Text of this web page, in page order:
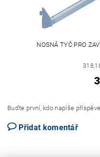
NOSNÁ TYČ PRO
Buďte první, kdo napíše
Přidat komentář